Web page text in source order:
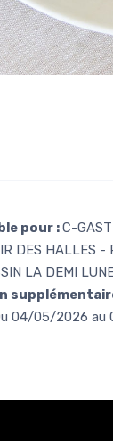
pour :C-
DES HALLES -
LA DEMI
04/05/2026 au